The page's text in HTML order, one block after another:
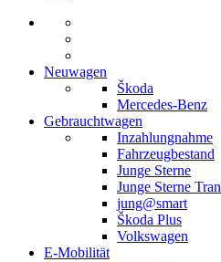
Neuwagen
Škoda
Mercedes-Benz
Gebrauchtwagen
Inzahlungnahme
Fahrzeugbestand
Junge Sterne
Junge Sterne
jung@smart
Škoda Plus
Volkswagen
E-Mobilität